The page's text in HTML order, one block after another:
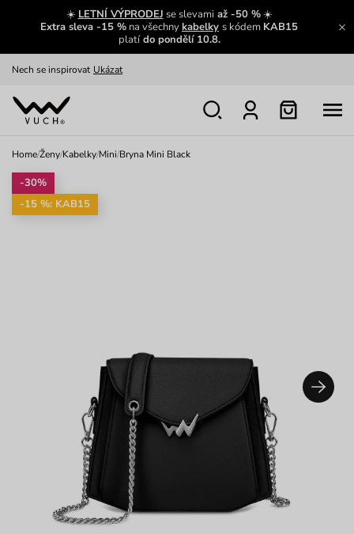
☀️ LETNÍ VÝPRODEJ se slevamiaž -50 %☀️
Extra sleva -15 % na všechnykabelky s kódem KAB15
platído pondělí 10.8.
Výměna a vrácení zdarma Zobrazit
Prohlédnout
Nech se inspirovat Ukázat
Home/Ženy/Kabelky/Mini/Bryna Mini Black
-30%
-15 %: KAB15